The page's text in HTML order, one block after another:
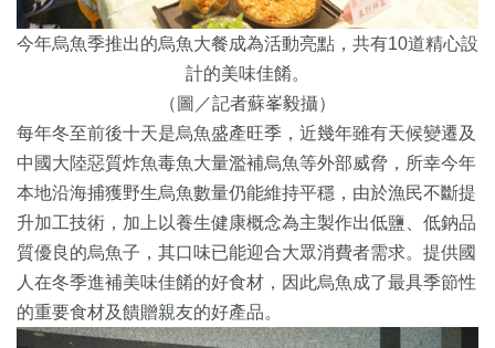
今年烏魚季推出的烏魚大餐成為活動亮點，共有10道精心設
計的美味佳餚。
（圖／記者蘇峯毅攝）
每年冬至前後十天是烏魚盛產旺季，近幾年雖有天候變遷及
中國大陸惡質炸魚毒魚大量濫補烏魚等外部威脅，所幸今年
本地沿海捕獲野生烏魚數量仍能維持平穩，由於漁民不斷提
升加工技術，加上以養生健康概念為主製作出低鹽、低鈉品
質優良的烏魚子，其口味已能迎合大眾消費者需求。提供國
人在冬季進補美味佳餚的好食材，因此烏魚成了最具季節性
的重要食材及饋贈親友的好產品。